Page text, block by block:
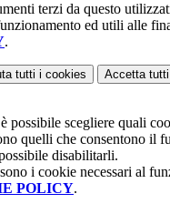
terzi da questo
ed utili alle
.
tutti i cookies Accetta tutti
possibile scegliere quali
quelli che consentono il
disabilitarli.
i cookie necessari al
POLICY.